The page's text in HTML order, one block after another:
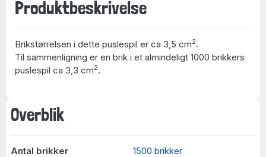
Overblik
Antal brikker
1500 brikker
Produktbeskrivelse
Brikstørrelsen i dette puslespil er ca 3,5 cm2.
Til sammenligning er en brik i et almindeligt 1000 brikkers
puslespil ca 3,3 cm2.